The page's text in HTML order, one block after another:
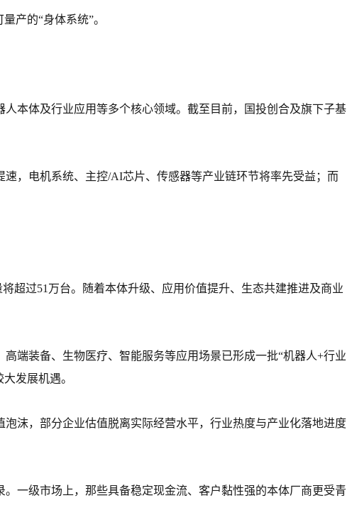
产的“身体系统”。
本体及行业应用等多个核心领域。截至目前，国投创合及旗下子基
，电机系统、主控/AI芯片、传感器等产业链环节将率先受益；而
超过51万台。随着本体升级、应用价值提升、生态共建推进及商业
端装备、生物医疗、智能服务等应用场景已形成一批“机器人+行业
发展机遇。
沫，部分企业估值脱离实际经营水平，行业热度与产业化落地进度
一级市场上，那些具备稳定现金流、客户黏性强的本体厂商更受青